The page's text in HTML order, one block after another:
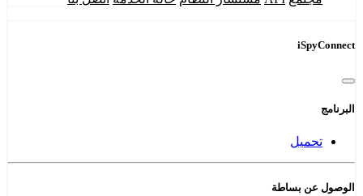
iSpyConnect
البرنامج
تحميل
الوصول عن بساطة